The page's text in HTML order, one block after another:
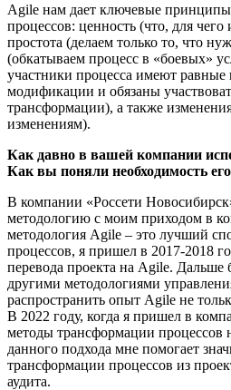
Agile нам дает ключевые
процессов: ценность (что, для
простота (делаем только то, что
(обкатываем процесс в «боевых»
участники процесса имеют равные
модификации и обязаны
трансформации), а также
изменениям).
Как давно в вашей компании
Как вы поняли необходимость
В компании «Россети
методологию с моим приходом в
методология Agile – это лучший
процессов, я пришел в 2017-2018
перевода проекта на Agile. Дальше
другими методологиями
распространить опыт Agile не
В 2022 году, когда я пришел в
методы трансформации процессов
данного подхода мне помогает
трансформации процессов из
аудита.